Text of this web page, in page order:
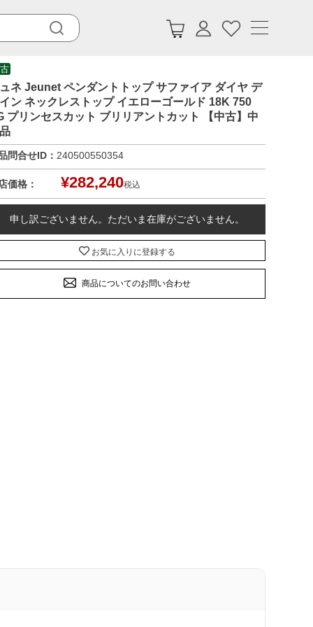
ネ Jeunet ペンダントトップ サファイア ダイヤ デ
ン ネックレストップ イエローゴールド 18K 750
プリンセスカット ブリリアントカット 【中古】中
問合せID： 240500550354
価格： ¥282,240税込
申し訳ございません。ただいま在庫がございません。
お気に入りに登録する
商品についてのお問い合わせ